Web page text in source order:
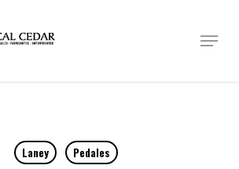
Menu
Laney Pedales
Close